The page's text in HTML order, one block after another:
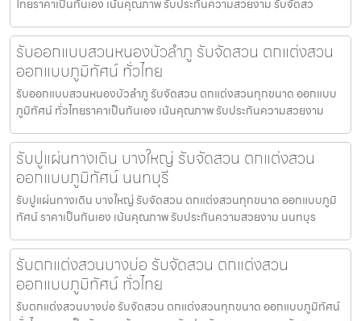
ไทยราคาเป็นกันเอง เน้นคุณภาพ รับประกันความสวยงาม รับจัดสว
รับออกแบบสวนหนองบัวลำภู รับจัดสวน ตกแต่งสวน
ออกแบบภูมิทัศน์ ทั่วไทย
รับออกแบบสวนหนองบัวลำภู รับจัดสวน ตกแต่งสวนทุกขนาด ออกแบบ
ภูมิทัศน์ ทั่วไทยราคาเป็นกันเอง เน้นคุณภาพ รับประกันความสวยงาม
รับปูแผ่นทางเดิน บางใหญ่ รับจัดสวน ตกแต่งสวน
ออกแบบภูมิทัศน์ นนทบุรี
รับปูแผ่นทางเดิน บางใหญ่ รับจัดสวน ตกแต่งสวนทุกขนาด ออกแบบภูมิ
ทัศน์ ราคาเป็นกันเอง เน้นคุณภาพ รับประกันความสวยงาม นนทบุร
รับตกแต่งสวนบางบ่อ รับจัดสวน ตกแต่งสวน
ออกแบบภูมิทัศน์ ทั่วไทย
รับตกแต่งสวนบางบ่อ รับจัดสวน ตกแต่งสวนทุกขนาด ออกแบบภูมิทัศน์